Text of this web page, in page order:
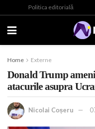
Politica editorială
Home Externe
Donald Trump
atacurile asupra
Nicolai Coșeru